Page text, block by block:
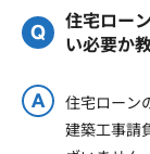
住宅ロー
い必要か
住宅ローン
建築工事請